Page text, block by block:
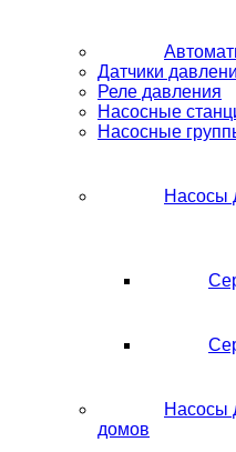
Датчики
Реле давления
Насосные
Насосные
Насосы
Насосы
домов